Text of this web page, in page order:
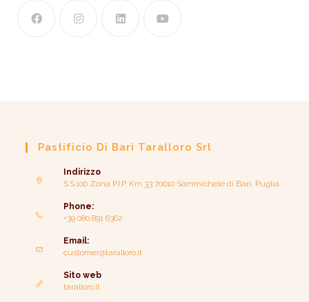
Pastificio Di Bari Taralloro Srl
Indirizzo
S.S.100 Zona P.I.P. Km 33 70010 Sammichele di Bari, Puglia
Phone:
+39 080 891 6362
Email:
customer@taralloro.it
Sito web
taralloro.it